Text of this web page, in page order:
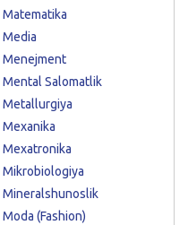
Matematika
Media
Menejment
Mental Salomatlik
Metallurgiya
Mexanika
Mexatronika
Mikrobiologiya
Mineralshunoslik
Moda (Fashion)